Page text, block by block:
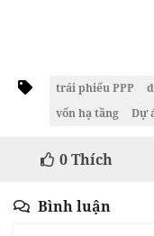
trái phiếu PPP
vốn hạ tầng
Dự
0Thích
Bình luận